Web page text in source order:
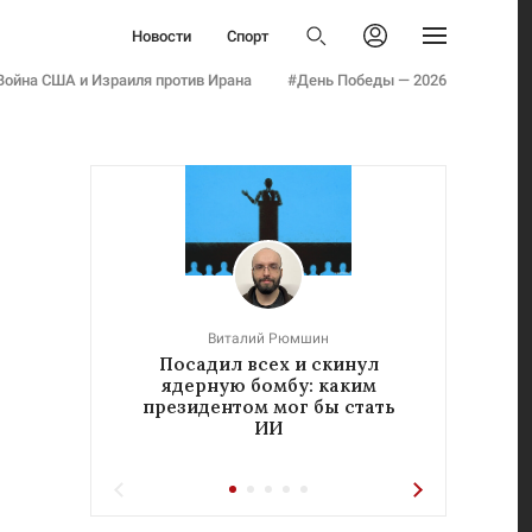
Новости
Спорт
Бизнес
Армия
Наука
Семья и дети
Авто
Стиль
США и Израиля против Ирана #День Победы — 2026
Бизнес
Культура
Технологии
Авто
Стиль
Фото
Инфографика
Виталий Рюмшин
Посадил всех и скинул
ядерную бомбу: каким
президентом мог бы стать
ИИ